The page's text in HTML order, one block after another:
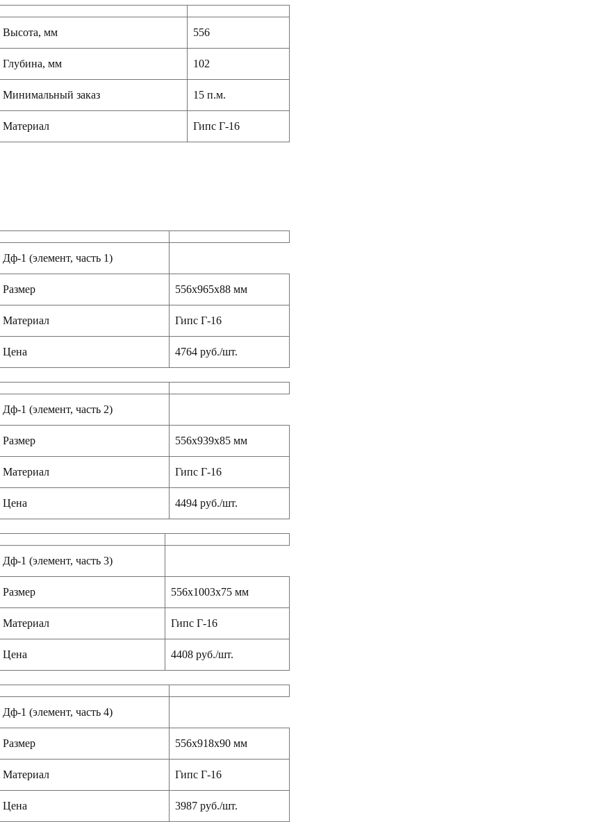
Высота, мм 556
Глубина, мм 102
Минимальный заказ 15 п.м.
Материал Гипс Г-16
Дф-1 (элемент, часть 1)
Размер 556x965x88 мм
Материал Гипс Г-16
Цена 4764 руб./шт.
Дф-1 (элемент, часть 2)
Размер 556x939x85 мм
Материал Гипс Г-16
Цена 4494 руб./шт.
Дф-1 (элемент, часть 3)
Размер 556x1003x75 мм
Материал Гипс Г-16
Цена 4408 руб./шт.
Дф-1 (элемент, часть 4)
Размер 556x918x90 мм
Материал Гипс Г-16
Цена 3987 руб./шт.